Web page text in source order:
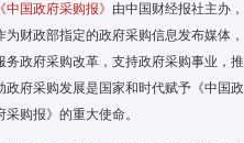
《中国政府采购报》 由中国财经报社主办，
为财政部指定的政府采购信息发布媒体，
务政府采购改革，支持政府采购事业，推
政府采购发展是国家和时代赋予《中国政
采购报》的重大使命。